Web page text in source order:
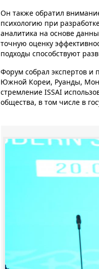
Он также обратил
психологию при
аналитика на основе
точную оценку
подходы способствуют
Форум собрал экспертов и
Южной Кореи, Руанды,
стремление ISSAI
общества, в том числе в